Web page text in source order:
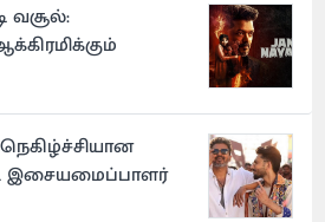
வசூல்:
இசையமைப்பாளர்